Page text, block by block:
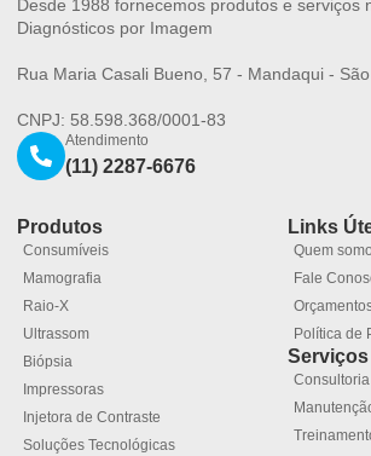
Desde 1988 fornecemos produtos e serviços
Diagnósticos por Imagem
Rua Maria Casali Bueno, 57 - Mandaqui - São
CNPJ: 58.598.368/0001-83
Atendimento
(11) 2287-6676
Produtos
Consumíveis
Mamografia
Raio-X
Ultrassom
Biópsia
Impressoras
Injetora de Contraste
Soluções Tecnológicas
Links
Quem
Fale
Política de
Serviços
Consultoria